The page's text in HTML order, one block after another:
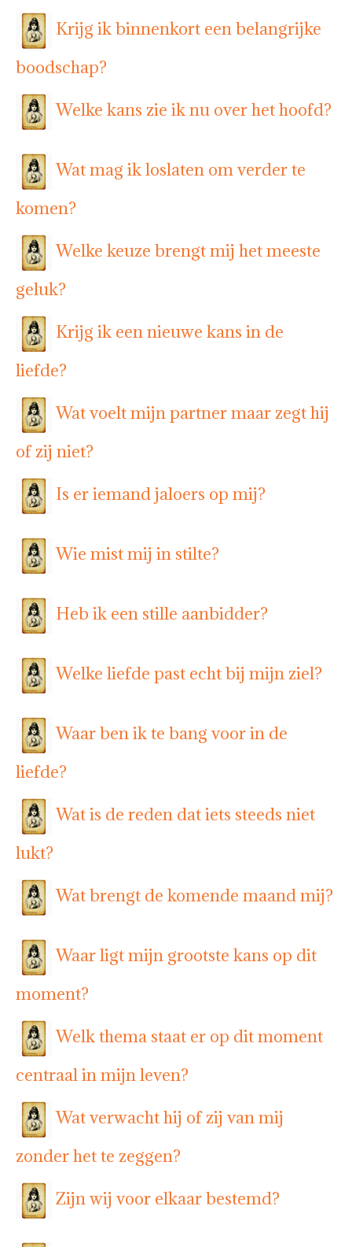
Krijg ik binnenkort een belangrijke
boodschap?
Welke kans zie ik nu over het hoofd?
Wat mag ik loslaten om verder te
komen?
Welke keuze brengt mij het meeste
geluk?
Krijg ik een nieuwe kans in de
liefde?
Wat voelt mijn partner maar zegt hij
of zij niet?
Is er iemand jaloers op mij?
Wie mist mij in stilte?
Heb ik een stille aanbidder?
Welke liefde past echt bij mijn ziel?
Waar ben ik te bang voor in de
liefde?
Wat is de reden dat iets steeds niet
lukt?
Wat brengt de komende maand mij?
Waar ligt mijn grootste kans op dit
moment?
Welk thema staat er op dit moment
centraal in mijn leven?
Wat verwacht hij of zij van mij
zonder het te zeggen?
Zijn wij voor elkaar bestemd?